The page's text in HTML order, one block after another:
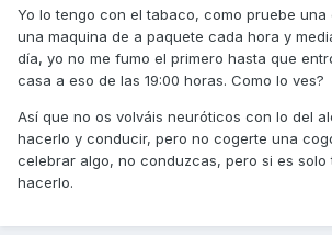
Yo lo tengo con el tabaco, como pruebe
una maquina de a paquete cada hora y
día, yo no me fumo el primero hasta que
casa a eso de las 19:00 horas. Como lo ves?
Así que no os volváis neuróticos con lo del
hacerlo y conducir, pero no cogerte una
celebrar algo, no conduzcas, pero si es solo
hacerlo.